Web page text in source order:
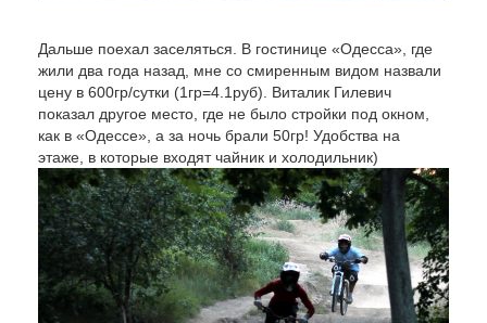
Дальше поехал заселяться. В гостинице «Одесса», где
жили два года назад, мне со смиренным видом назвали
цену в 600гр/сутки (1гр=4.1руб). Виталик Гилевич
показал другое место, где не было стройки под окном,
как в «Одессе», а за ночь брали 50гр! Удобства на
этаже, в которые входят чайник и холодильник)